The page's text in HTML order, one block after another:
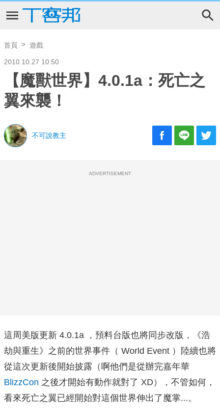
首頁 遊戲
2010.10.27 10:50
【魔獸世界】4.0.1a：死亡之
翼來襲！
不可說教主
ADVERTISEMENT
這周美版更新 4.0.1a ，預料台版也將同步改版，《浩
劫與重生》之前的世界事件（ World Event ）陸續也將
從這次更新後開始披露（啊他們是從辦完嘉年華
BlizzCon 之後才開始有動作就對了 XD），不管如何，
看來死亡之翼已經開始對這個世界伸出了魔掌...。